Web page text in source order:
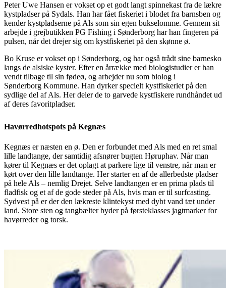
Peter Uwe Hansen er vokset op et godt langt spinnekast fra de lækre
kystpladser på Sydals. Han har fået fiskeriet i blodet fra barnsben og
kender kystpladserne på Als som sin egen bukselomme. Gennem sit
arbejde i grejbutikken PG Fishing i Sønderborg har han fingeren på
pulsen, når det drejersig om kystfiskeriet på den skønne ø.
Bo Kruse er vokset op i Sønderborg, og har også trådt sine barnesko
langs de alsiske kyster. Efteren årrække med biologistudier er han
vendt tilbage til sin fødeø, og arbejder nu som biolog i
Sønderborg Kommune. Han dyrker specielt kystfiskeriet på den
sydlige del af Als. Her deler de to garvede kystfiskere rundhåndet ud
af deres favoritpladser.
Havørredhotspots på Kegnæs
Kegnæs er næsten en ø. Den er forbundet med Als med en ret smal
lille landtange, der samtidig afsnører bugten Høruphav. Når man
kører til Kegnæs er det oplagt at parkere lige til venstre, når man er
kørt over den lille landtange. Her starter en af de allerbedste pladser
på hele Als – nemlig Drejet. Selve landtangen er en prima plads til
fladfisk og et af de gode steder på Als, hvis man er til surfcasting.
Sydvest på er der den lækreste klintekyst med dybt vand tæt under
land. Store sten og tangbælter byder på førsteklasses jagtmarker for
havørreder og torsk.